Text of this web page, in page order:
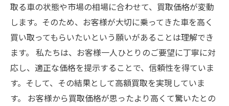
取る車の状態や市場の相場に合わせて、買取価格が変動
します。そのため、お客様が大切に乗ってきた車を高く
買い取ってもらいたいという願いがあることは理解でき
ます。 私たちは、お客様一人ひとりのご要望に丁寧に対
応し、適正な価格を提示することで、信頼性を得ていま
す。そして、その結果として高額買取を実現していま
す。 お客様から買取価格が思ったより高くて驚いたとの